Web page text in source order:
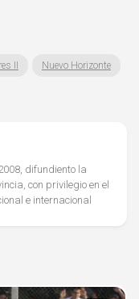
II Nuevo Horizonte
difundiento la
con privilegio en el
e internacional